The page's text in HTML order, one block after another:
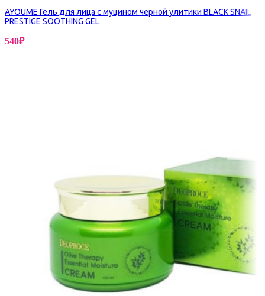
AYOUME Гель для лица с муцином черной улитики BLACK SNAIL
PRESTIGE SOOTHING GEL
540₽